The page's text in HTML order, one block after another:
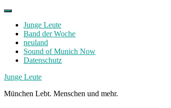
Skip
contentJunge Leute
Band der Woche
neuland
Sound of Munich Now
Datenschutz
Facebook
Twitter
Instagram
Junge Leute
München Lebt. Menschen und mehr.